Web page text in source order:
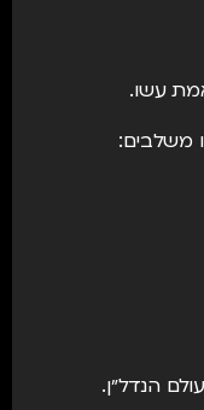
עשו.
משלבים:
הנדל״ן.